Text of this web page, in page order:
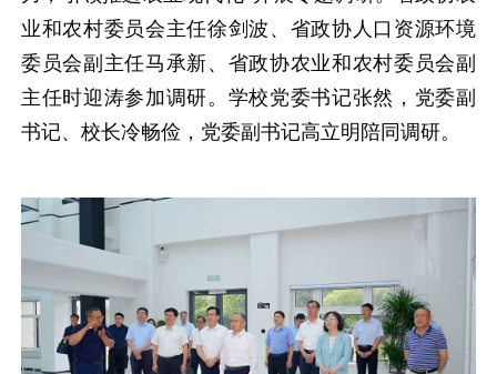
业和农村委员会主任徐剑波、省政协人口资源环境
委员会副主任马承新、省政协农业和农村委员会副
主任时迎涛参加调研。学校党委书记张然，党委副
书记、校长冷畅俭，党委副书记高立明陪同调研。